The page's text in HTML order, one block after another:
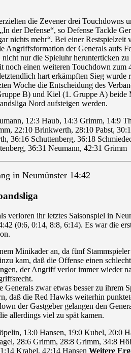
die Zevener drei Touchdowns
der Defense“, so Defense Tackle
nichts mehr“. Bei einer Restspielzeit
Angriffsformation der Generals aufs
nur die Spieluhr herunterticken zu
noch einen weiteren Touchdown zum
hart erkämpften Sieg wurde
Woche die Entscheidung des
B) und Kiel (1. Gruppe A) beide
Nord aufsteigen werden.
12:3 Haub, 14:3 Grimm, 14:9
22:10 Brinkwerth, 28:10 Pabst,
36:16 Schuttenberg, 36:18
36:31 Neumann, 42:31 Grimm
in Neumünster 14:42
verloren ihr letztes Saisonspiel in
(0:6, 0:14, 8:8, 6:14). Es war die
Minikader an, da fünf Stammspieler
kam, daß die Offense einen
der Angriff verlor immer wieder
Generals zwar etwas besser zu ihrem
daß die Red Hawks weiterhin
der Gastgeber gelangen den
allerdings viel zu spät kamen.
13:0 Hansen, 19:0 Kubel, 20:0
28:6 Grimm, 28:8 Grimm, 34:8
Krabel, 42:14 Hansen Weitere